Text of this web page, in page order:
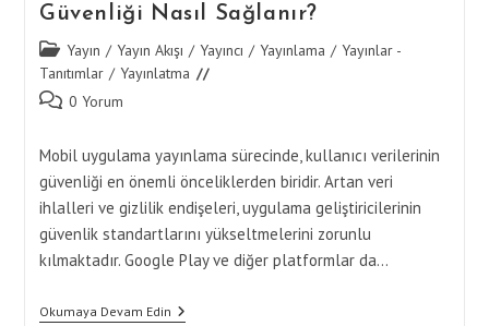
Güvenliği Nasıl Sağlanır?
Post
category:
Yayın / Yayın Akışı / Yayıncı / Yayınlama / Yayınlar -
Tanıtımlar / Yayınlatma
Post 0 Yorum
Mobil uygulama yayınlama sürecinde, kullanıcı verilerinin
güvenliği en önemli önceliklerden biridir. Artan veri
ihlalleri ve gizlilik endişeleri, uygulama geliştiricilerinin
güvenlik standartlarını yükseltmelerini zorunlu
kılmaktadır. Google Play ve diğer platformlar da…
Okumaya Devam EdinYayınlama